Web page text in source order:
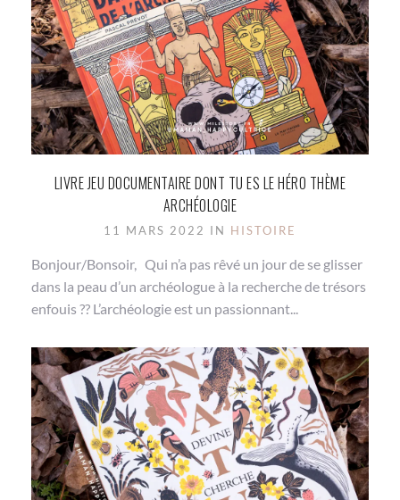
LIVRE JEU DOCUMENTAIRE DONT TU ES LE HÉRO THÈME
ARCHÉOLOGIE
11 MARS 2022 IN HISTOIRE
Bonjour/Bonsoir, Qui n’a pas rêvé un jour de se glisser
dans la peau d’un archéologue à la recherche de trésors
enfouis ?? L’archéologie est un passionnant...